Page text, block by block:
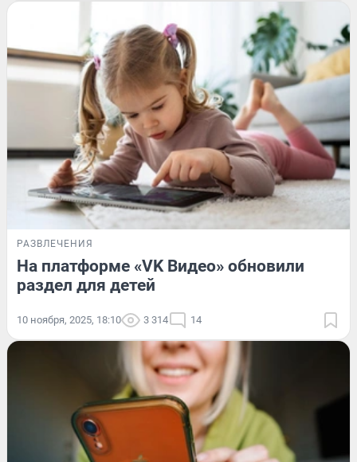
РАЗВЛЕЧЕНИЯ
На платформе «VK Видео» обновили
раздел для детей
10 ноября, 2025, 18:10 3 314 14